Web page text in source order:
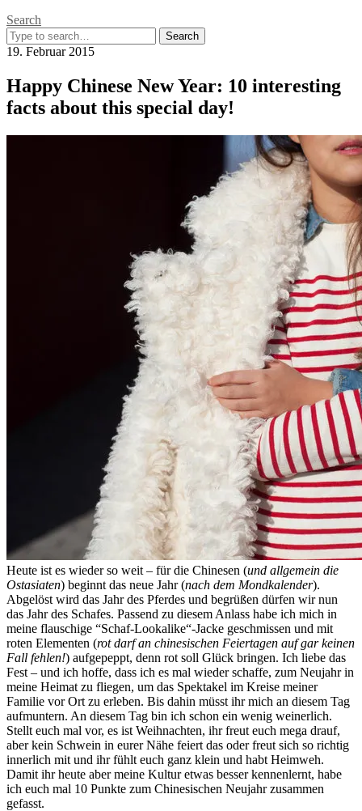
Search
Search
for:
19. Februar 2015
Happy Chinese New Year: 10 interesting
facts about this special day!
Heute ist es wieder so weit – für die Chinesen (und allgemein die
Ostasiaten) beginnt das neue Jahr (nach dem Mondkalender).
Abgelöst wird das Jahr des Pferdes und begrüßen dürfen wir nun
das Jahr des Schafes. Passend zu diesem Anlass habe ich mich in
meine flauschige “Schaf-Lookalike“-Jacke geschmissen und mit
roten Elementen (rot darf an chinesischen Feiertagen auf gar keinen
Fall fehlen!) aufgepeppt, denn rot soll Glück bringen. Ich liebe das
Fest – und ich hoffe, dass ich es mal wieder schaffe, zum Neujahr in
meine Heimat zu fliegen, um das Spektakel im Kreise meiner
Familie vor Ort zu erleben. Bis dahin müsst ihr mich an diesem Tag
aufmuntern. An diesem Tag bin ich schon ein wenig weinerlich.
Stellt euch mal vor, es ist Weihnachten, ihr freut euch mega drauf,
aber kein Schwein in eurer Nähe feiert das oder freut sich so richtig
innerlich mit und ihr fühlt euch ganz klein und habt Heimweh.
Damit ihr heute aber meine Kultur etwas besser kennenlernt, habe
ich euch mal 10 Punkte zum Chinesischen Neujahr zusammen
gefasst.